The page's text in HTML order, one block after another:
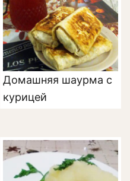
Домашняя шаурма с
курицей